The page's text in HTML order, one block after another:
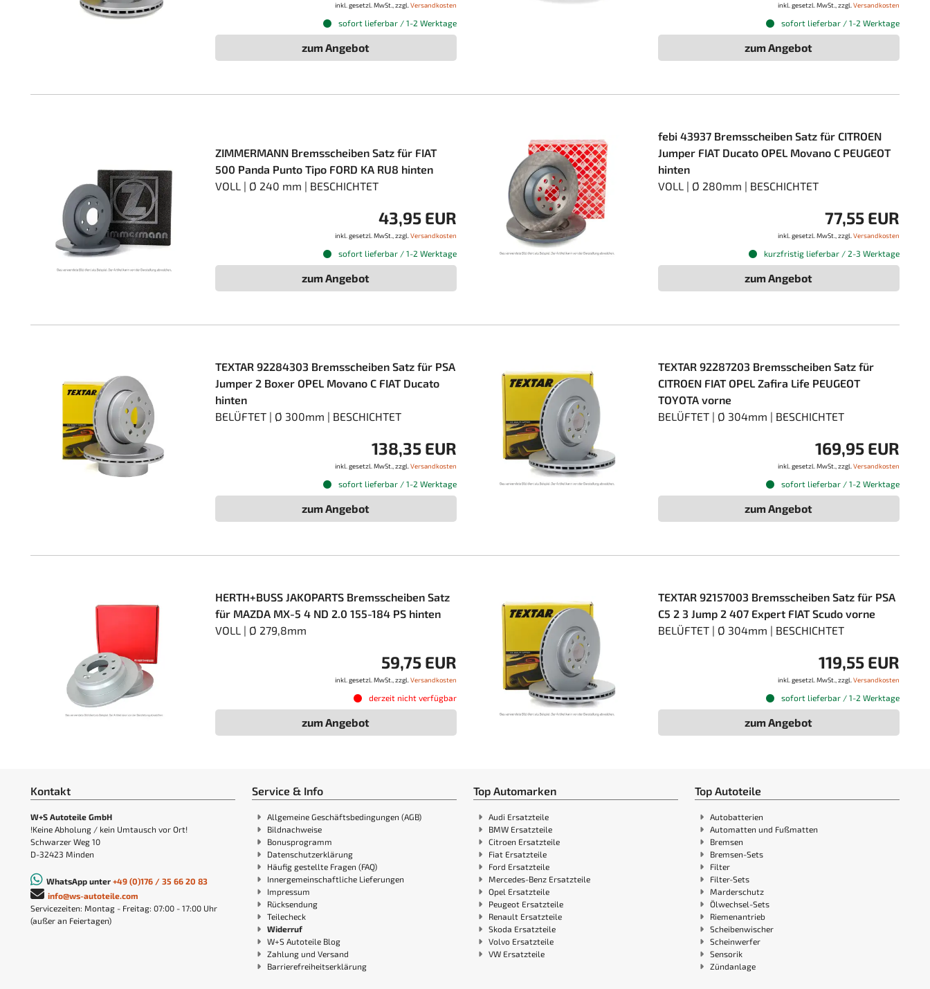
inkl. gesetzl. MwSt., zzgl. Versandkosten
sofort lieferbar / 1-2 Werktage
zum Angebot
inkl. gesetzl. MwSt., zzgl. Versandkosten
sofort lieferbar / 1-2 Werktage
zum Angebot
ZIMMERMANN Bremsscheiben Satz für FIAT
500 Panda Punto Tipo FORD KA RU8 hinten
VOLL | Ø 240 mm | BESCHICHTET
43,95 EUR
inkl. gesetzl. MwSt., zzgl. Versandkosten
sofort lieferbar / 1-2 Werktage
zum Angebot
febi 43937 Bremsscheiben Satz für CITROEN
Jumper FIAT Ducato OPEL Movano C PEUGEOT
hinten
VOLL | Ø 280mm | BESCHICHTET
77,55 EUR
inkl. gesetzl. MwSt., zzgl. Versandkosten
kurzfristig lieferbar / 2-3 Werktage
zum Angebot
TEXTAR 92284303 Bremsscheiben Satz für PSA
Jumper 2 Boxer OPEL Movano C FIAT Ducato
hinten
BELÜFTET | Ø 300mm | BESCHICHTET
138,35 EUR
inkl. gesetzl. MwSt., zzgl. Versandkosten
sofort lieferbar / 1-2 Werktage
zum Angebot
TEXTAR 92287203 Bremsscheiben Satz für
CITROEN FIAT OPEL Zafira Life PEUGEOT
TOYOTA vorne
BELÜFTET | Ø 304mm | BESCHICHTET
169,95 EUR
inkl. gesetzl. MwSt., zzgl. Versandkosten
sofort lieferbar / 1-2 Werktage
zum Angebot
HERTH+BUSS JAKOPARTS Bremsscheiben Satz
für MAZDA MX-5 4 ND 2.0 155-184 PS hinten
VOLL | Ø 279,8mm
59,75 EUR
inkl. gesetzl. MwSt., zzgl. Versandkosten
derzeit nicht verfügbar
zum Angebot
TEXTAR 92157003 Bremsscheiben Satz für PSA
C5 2 3 Jump 2 407 Expert FIAT Scudo vorne
BELÜFTET | Ø 304mm | BESCHICHTET
119,55 EUR
inkl. gesetzl. MwSt., zzgl. Versandkosten
sofort lieferbar / 1-2 Werktage
zum Angebot
Kontakt
W+S Autoteile GmbH
!Keine Abholung / kein Umtausch vor Ort!
Schwarzer Weg 10
D-32423 Minden
WhatsApp unter +49 (0)176 / 35 66 20 83
info@ws-autoteile.com
Servicezeiten: Montag - Freitag: 07:00 - 17:00 Uhr
(außer an Feiertagen)
Service & Info
Allgemeine Geschäftsbedingungen (AGB)
Bildnachweise
Bonusprogramm
Datenschutzerklärung
Häufig gestellte Fragen (FAQ)
Innergemeinschaftliche Lieferungen
Impressum
Rücksendung
Teilecheck
Widerruf
W+S Autoteile Blog
Zahlung und Versand
Barrierefreiheitserklärung
Top Automarken
Audi Ersatzteile
BMW Ersatzteile
Citroen Ersatzteile
Fiat Ersatzteile
Ford Ersatzteile
Mercedes-Benz Ersatzteile
Opel Ersatzteile
Peugeot Ersatzteile
Renault Ersatzteile
Skoda Ersatzteile
Volvo Ersatzteile
VW Ersatzteile
Top Autoteile
Autobatterien
Automatten und Fußmatten
Bremsen
Bremsen-Sets
Filter
Filter-Sets
Marderschutz
Ölwechsel-Sets
Riemenantrieb
Scheibenwischer
Scheinwerfer
Sensorik
Zündanlage